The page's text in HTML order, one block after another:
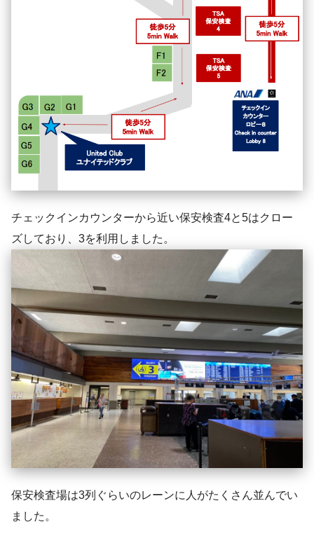
チェックインカウンターから近い保安検査4と5はクロー
ズしており、3を利用しました。
保安検査場は3列ぐらいのレーンに人がたくさん並んでい
ました。